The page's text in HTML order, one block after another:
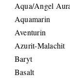
Aqua/Angel
Aquamarin
Aventurin
Azurit-Malachit
Baryt
Basalt